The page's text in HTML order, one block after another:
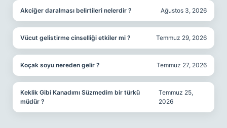
Akciğer daralması belirtileri nelerdir ? Ağustos 3, 2026
Vücut gelistirme cinselliği etkiler mi ? Temmuz 29, 2026
Koçak soyu nereden gelir ? Temmuz 27, 2026
Keklik Gibi Kanadımı Süzmedim bir türkü
müdür ?
Temmuz 25,
2026